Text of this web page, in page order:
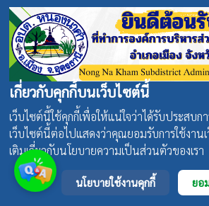
เกี่ยวกับคุกกี้บนเว็บไซต์นี้
เว็บไซต์นี้ใช้คุกกี้เพื่อให้แน่ใจว่าได้รับประสบ
เว็บไซต์นี้ต่อไปแสดงว่าคุณยอมรับการใช้งาน
เติมเกี่ยวกับนโยบายความเป็นส่วนตัวของเรา
นโยบายใช้งานคุกกี้ ยอ
Facebook Fanpage หน่
เยี่ยมชมข้อมูลข่าวสาร,กิจกรรมห
facebook fanpage หน่วยงา